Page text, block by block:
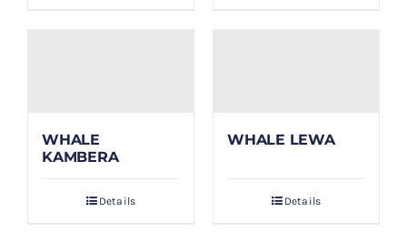
WHALE
KAMBERA
Details
WHALE LEWA
Details